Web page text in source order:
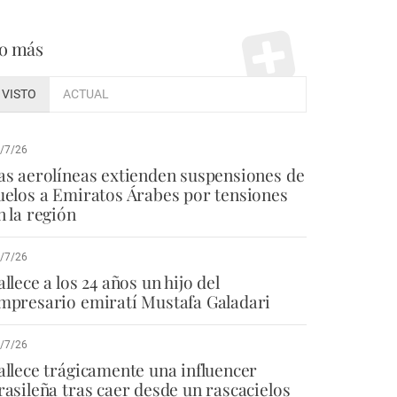
más
VISTO ACTUAL
7/26
aerolíneas extienden suspensiones de
a Emiratos Árabes por tensiones
la región
7/26
a los 24 años un hijo del
emiratí Mustafa Galadari
7/26
trágicamente una influencer
tras caer desde un rascacielos